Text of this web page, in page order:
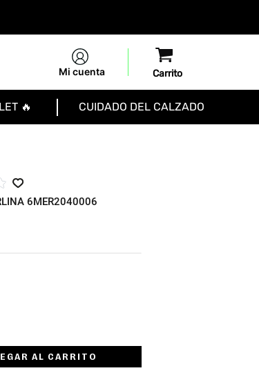
Mi cuenta
🔥 CUIDADO DEL CALZADO
6MER2040006
AL CARRITO